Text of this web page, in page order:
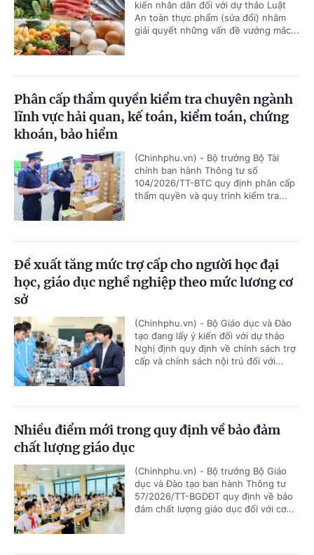
kiến nhân dân đối với dự thảo Luật
An toàn thực phẩm (sửa đổi) nhằm
giải quyết những vấn đề vướng mắc...
Phân cấp thẩm quyền kiểm tra chuyên ngành
lĩnh vực hải quan, kế toán, kiểm toán, chứng
khoán, bảo hiểm
(Chinhphu.vn) - Bộ trưởng Bộ Tài
chính ban hành Thông tư số
104/2026/TT-BTC quy định phân cấp
thẩm quyền và quy trình kiểm tra...
Đề xuất tăng mức trợ cấp cho người học đại
học, giáo dục nghề nghiệp theo mức lương cơ
sở
(Chinhphu.vn) - Bộ Giáo dục và Đào
tạo đang lấy ý kiến đối với dự thảo
Nghị định quy định về chính sách trợ
cấp và chính sách nội trú đối với...
Nhiều điểm mới trong quy định về bảo đảm
chất lượng giáo dục
(Chinhphu.vn) - Bộ trưởng Bộ Giáo
dục và Đào tạo ban hành Thông tư
57/2026/TT-BGDĐT quy định về bảo
đảm chất lượng giáo dục đối với cơ...